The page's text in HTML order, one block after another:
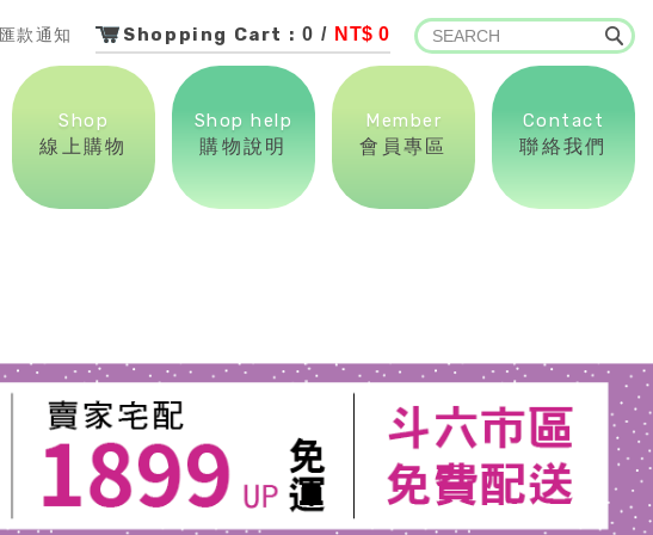
匯款通知 Shopping Cart : 0 / NT$ 0
Shop
線上購物
Shop help
購物說明
Member
會員專區
Contact
聯絡我們